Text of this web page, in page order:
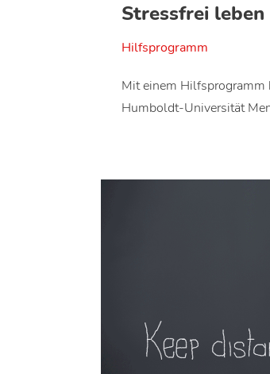
Stressfrei leben
Hilfsprogramm
Mit einem Hilfsprogramm
Humboldt-Universität